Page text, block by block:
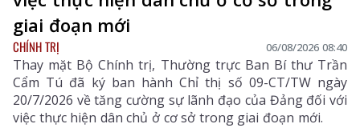
giai đoạn mới
CHÍNH TRỊ 06/08/2026 08:40
Thay mặt Bộ Chính trị, Thường trực Ban Bí thư Trần
Cẩm Tú đã ký ban hành Chỉ thị số 09-CT/TW ngày
20/7/2026 về tăng cường sự lãnh đạo của Đảng đối với
việc thực hiện dân chủ ở cơ sở trong giai đoạn mới.